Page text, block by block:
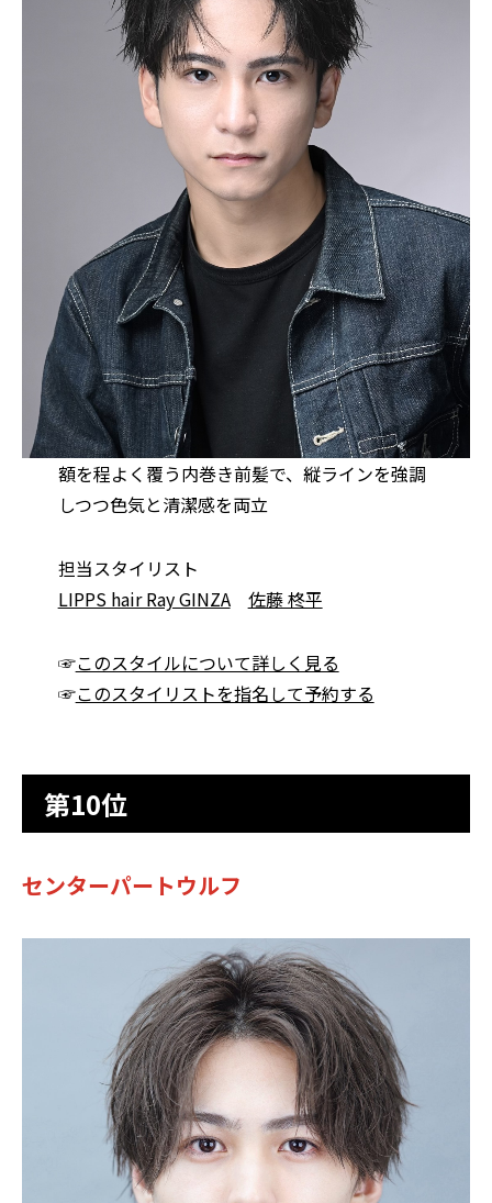
額を程よく覆う内巻き前髪で、縦ラインを強調
しつつ色気と清潔感を両立
担当スタイリスト
LIPPS hair Ray GINZA
佐藤 柊平
☞このスタイルについて詳しく見る
☞このスタイリストを指名して予約する
第10位
センターパートウルフ